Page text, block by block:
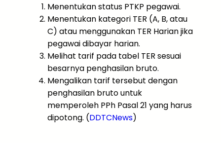
Menentukan status PTKP pegawai.
Menentukan kategori TER (A, B, atau
C) atau menggunakan TER Harian jika
pegawai dibayar harian.
Melihat tarif pada tabel TER sesuai
besarnya penghasilan bruto.
Mengalikan tarif tersebut dengan
penghasilan bruto untuk
memperoleh PPh Pasal 21 yang harus
dipotong. (DDTCNews)